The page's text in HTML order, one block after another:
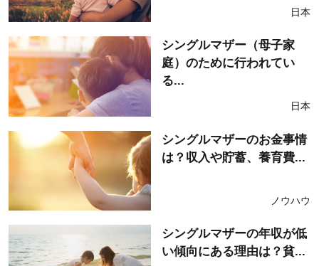
日本
シングルマザー（母子家
庭）のために行われてい
る...
日本
シングルマザーのお金事情
は？収入や貯蓄、養育費...
ノウハウ
シングルマザーの年収が低
い傾向にある理由は？貧...